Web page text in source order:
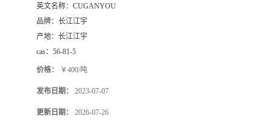
英文名称： CUGANYOU
品牌： 长江江宇
产地： 长江江宇
cas： 56-81-5
价格： ￥400/吨
发布日期： 2023-07-07
更新日期： 2026-07-26